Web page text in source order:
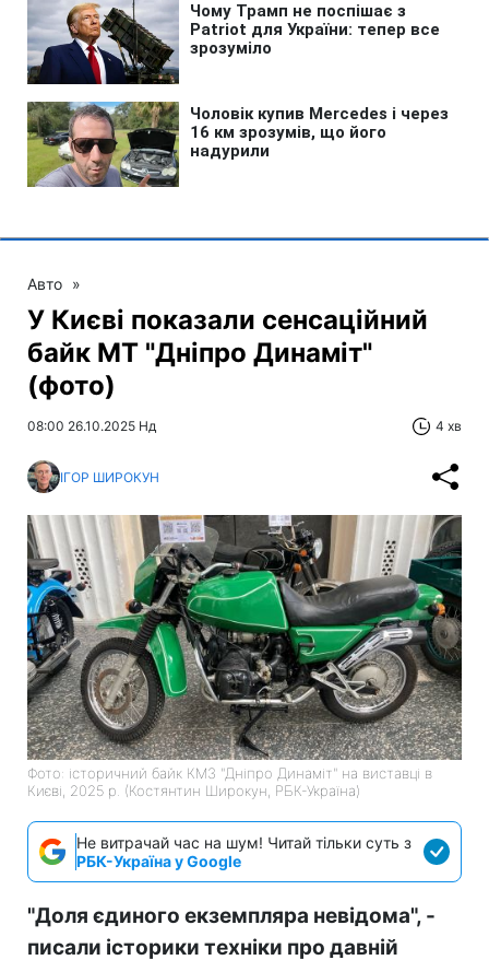
Авто »
У Києві показали сенсаційний
байк МТ "Дніпро Динаміт"
(фото)
08:00 26.10.2025 Нд 4 хв
ІГОР ШИРОКУН
Фото: історичний байк КМЗ "Дніпро Динаміт" на виставці в
Києві, 2025 р. (Костянтин Широкун, РБК-Україна)
Не витрачай час на шум! Читай тільки суть з
РБК-Україна у Google
"Доля єдиного екземпляра невідома", -
писали історики техніки про давній